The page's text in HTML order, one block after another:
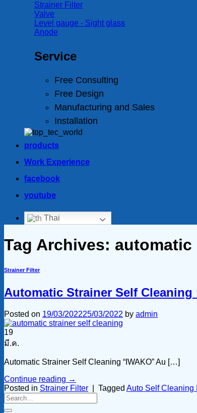
Strainer Filter
Valve
Level gauge - Sight glass
Anode
Service
Free Consulting
Free Design
Manufacturing and Sales
Installation
products
Work Experience
facebook
youtube
Thai
Tag Archives: automatic
Strainer Filter
Automatic Strainer Self Cleaning
Posted on 19/03/202225/03/2022 by admin
19
มี.ค.
Automatic Strainer Self Cleaning “IWAKO” Au […]
Continue reading →
Posted in Strainer Filter Tagged Auto Self Cleaning